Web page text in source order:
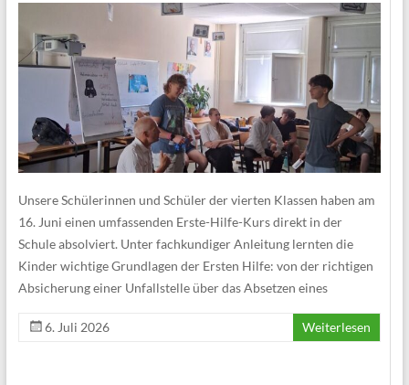
Unsere Schülerinnen und Schüler der vierten Klassen haben am
16. Juni einen umfassenden Erste-Hilfe-Kurs direkt in der
Schule absolviert. Unter fachkundiger Anleitung lernten die
Kinder wichtige Grundlagen der Ersten Hilfe: von der richtigen
Absicherung einer Unfallstelle über das Absetzen eines
6. Juli 2026 Weiterlesen